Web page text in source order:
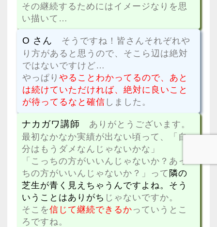
その継続するためにはイメージなりを思
い描いて…
O さん そうですね！皆さんそれぞれや
り方があると思うので、そこら辺は絶対
ではないですけど…
やっぱり やることわかってるので、あと
は続けていただければ、絶対に良いこと
が待ってるなと確信 しました。
ナカガワ講師 ありがとうございます。
最初なかなか実績が出ない頃って、「自
分はもうダメなんじゃないかな」
「こっちの方がいいんじゃないか？あっ
ちの方がいいんじゃないか？」って隣の
芝生が青く見えちゃうんですよね。そう
いうことはありがち じゃないですか。
そこを信じて継続できるかっていうとこ
ろですね。